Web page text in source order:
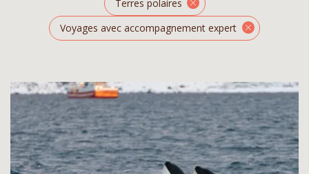
Terres polaires
Voyages avec accompagnement expert